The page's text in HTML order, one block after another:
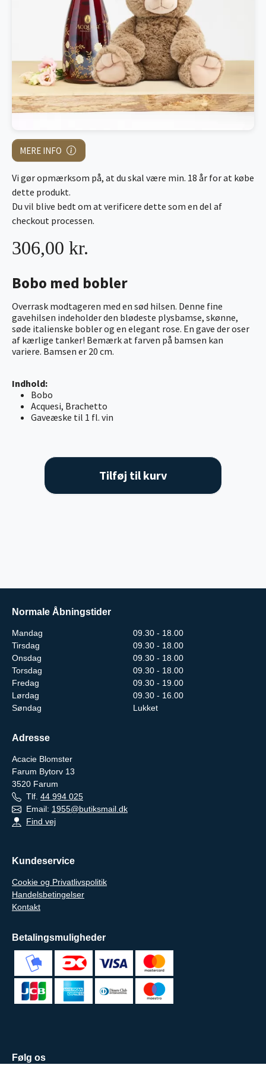
MERE INFO
Bobo med bobler
Overrask modtageren med en sød hilsen. Denne fine
gavehilsen indeholder den blødeste plysbamse, skønne,
søde italienske bobler og en elegant rose. En gave der oser
af kærlige tanker! Bemærk at farven på bamsen kan
variere. Bamsen er 20 cm.
Indhold:
Bobo
Acquesi, Brachetto
Gaveæske til 1 fl. vin
306,00 kr.
Vi gør opmærksom på, at du skal være min. 18 år for at købe
dette produkt.
Du vil blive bedt om at verificere dette som en del af
checkout processen.
Tilføj til kurv
Normale Åbningstider
Mandag
09.30 - 18.00
Tirsdag
09.30 - 18.00
Onsdag
09.30 - 18.00
Torsdag
09.30 - 18.00
Fredag
09.30 - 19.00
Lørdag
09.30 - 16.00
Søndag
Lukket
Adresse
Acacie Blomster
Farum Bytorv 13
3520 Farum
Tlf. 44 994 025
Email: 1955@butiksmail.dk
Find vej
Kundeservice
Cookie og Privatlivspolitik
Handelsbetingelser
Kontakt
Betalingsmuligheder
Følg os